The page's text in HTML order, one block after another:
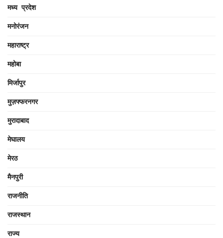
मध्य प्रदेश
मनोरंजन
महाराष्ट्र
महोबा
मिर्जापुर
मुज़फ्फरनगर
मुरादाबाद
मेघालय
मेरठ
मैनपुरी
राजनीति
राजस्थान
राज्य